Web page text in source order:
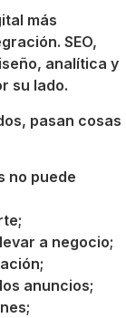
más
SEO,
analítica y
su lado.
pasan cosas
no puede
a negocio;
anuncios;